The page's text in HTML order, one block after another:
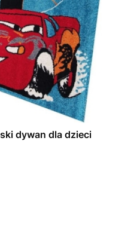
dywan dla dzieci